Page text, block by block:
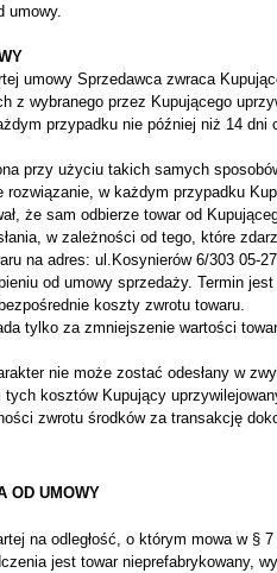
umowy.
umowy Sprzedawca zwraca
z wybranego przez Kupującego
przypadku nie później niż 14
przy użyciu takich samych
w każdym przypadku
że sam odbierze towar od
w zależności od tego, które
na adres: ul.Kosynierów 6/303 05-
od umowy sprzedaży. Termin
koszty zwrotu towaru.
tylko za zmniejszenie wartości
nie może zostać odesłany w
kosztów Kupujący
zwrotu środków za transakcję
OD UMOWY
na odległość, o którym mowa w §
jest towar nieprefabrykowany,